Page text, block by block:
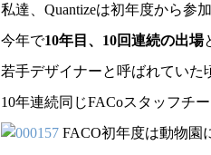
私達、Quantizeは初年度から参
今年で10年目、10回連続の出場
若手デザイナーと呼ばれていた
10年連続同じFACoスタッフチ
FACO初年度は動物園